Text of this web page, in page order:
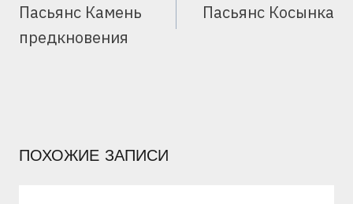
ЗАПИСЯМ
Пасьянс Камень
предкновения
Пасьянс Косынка
ПОХОЖИЕ ЗАПИСИ